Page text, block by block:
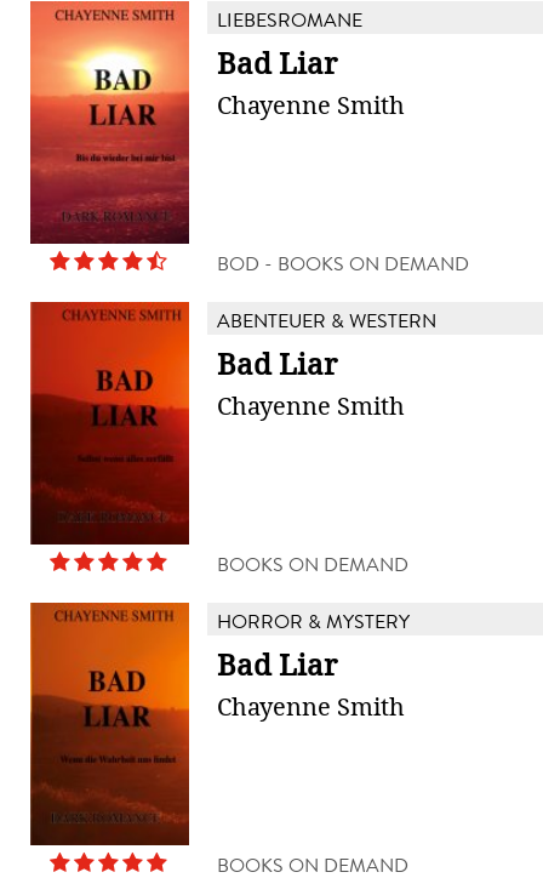
LIEBESROMANE
Bad Liar
Chayenne Smith
BOD - BOOKS ON DEMAND
ABENTEUER & WESTERN
Bad Liar
Chayenne Smith
BOOKS ON DEMAND
HORROR & MYSTERY
Bad Liar
Chayenne Smith
BOOKS ON DEMAND